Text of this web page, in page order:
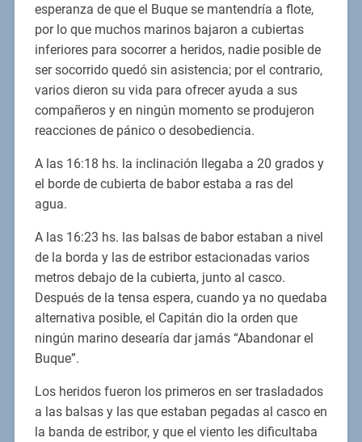
esperanza de que el Buque se mantendría a flote,
por lo que muchos marinos bajaron a cubiertas
inferiores para socorrer a heridos, nadie posible de
ser socorrido quedó sin asistencia; por el contrario,
varios dieron su vida para ofrecer ayuda a sus
compañeros y en ningún momento se produjeron
reacciones de pánico o desobediencia.
A las 16:18 hs. la inclinación llegaba a 20 grados y
el borde de cubierta de babor estaba a ras del
agua.
A las 16:23 hs. las balsas de babor estaban a nivel
de la borda y las de estribor estacionadas varios
metros debajo de la cubierta, junto al casco.
Después de la tensa espera, cuando ya no quedaba
alternativa posible, el Capitán dio la orden que
ningún marino desearía dar jamás “Abandonar el
Buque”.
Los heridos fueron los primeros en ser trasladados
a las balsas y las que estaban pegadas al casco en
la banda de estribor, y que el viento les dificultaba